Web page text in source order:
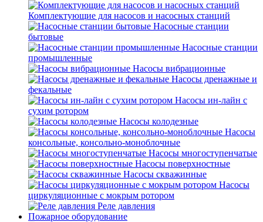
Комплектующие для насосов и насосных станций
Насосные станции
бытовые
Насосные станции
промышленные
Насосы вибрационные
Насосы дренажные и
фекальные
Насосы ин-лайн с
сухим ротором
Насосы колодезные
Насосы
консольные, консольно-моноблочные
Насосы многоступенчатые
Насосы поверхностные
Насосы скважинные
Насосы
циркуляционные с мокрым ротором
Реле давления
Пожарное оборудование